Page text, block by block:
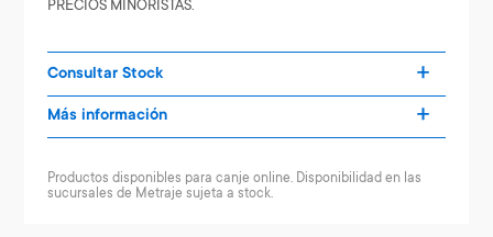
PRECIOS MINORISTAS.
Consultar Stock
Más información
Productos disponibles para canje online. Disponibilidad en las
sucursales de Metraje sujeta a stock.